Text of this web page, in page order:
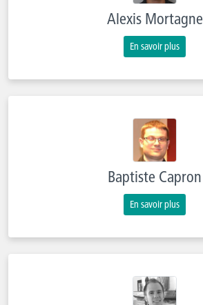
Alexis Mortagne
En savoir plus
Baptiste Capron
En savoir plus